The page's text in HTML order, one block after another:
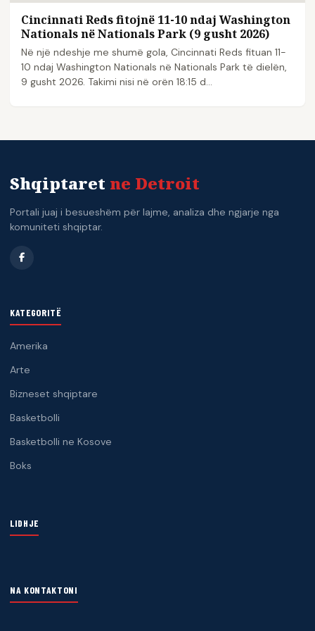
Cincinnati Reds fitojnë 11-10 ndaj Washington
Nationals në Nationals Park (9 gusht 2026)
Në një ndeshje me shumë gola, Cincinnati Reds fituan 11-
10 ndaj Washington Nationals në Nationals Park të dielën,
9 gusht 2026. Takimi nisi në orën 18:15 d...
Shqiptaret ne Detroit
Portali juaj i besueshëm për lajme, analiza dhe ngjarje nga
komuniteti shqiptar.
KATEGORITË
Amerika
Arte
Bizneset shqiptare
Basketbolli
Basketbolli ne Kosove
Boks
LIDHJE
NA KONTAKTONI